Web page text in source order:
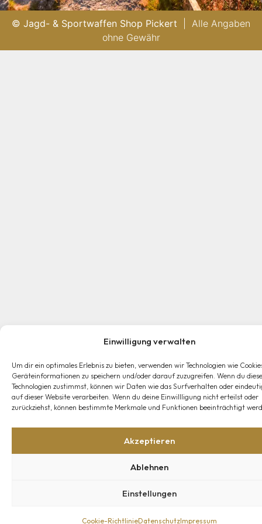
Einwilligung verwalten
Um dir ein optimales Erlebnis zu bieten, verwenden wir Technologien wie
Geräteinformationen zu speichern und/oder darauf zuzugreifen. Wenn du
Technologien zustimmst, können wir Daten wie das Surfverhalten oder
auf dieser Website verarbeiten. Wenn du deine Einwillligung nicht erteilst oder
zurückziehst, können bestimmte Merkmale und Funktionen beeinträchtigt
Akzeptieren
Ablehnen
Einstellungen
Cookie-RichtlinieDatenschutzImpressum
© Jagd- & Sportwaffen Shop Pickert | Alle Angaben
ohne Gewähr